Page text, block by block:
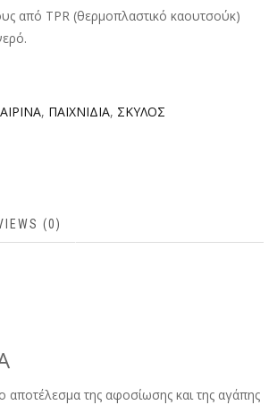
από TPR (θερμοπλαστικό καουτσούκ)
, ΠΑΙΧΝΙΔΙΑ, ΣΚΥΛΟΣ
(0)
αποτέλεσμα της αφοσίωσης και της αγάπης